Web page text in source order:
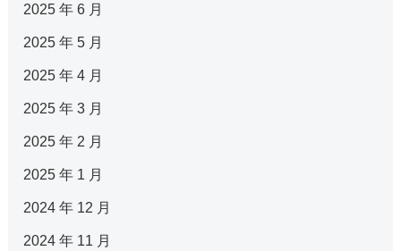
2025 年 6 月
2025 年 5 月
2025 年 4 月
2025 年 3 月
2025 年 2 月
2025 年 1 月
2024 年 12 月
2024 年 11 月